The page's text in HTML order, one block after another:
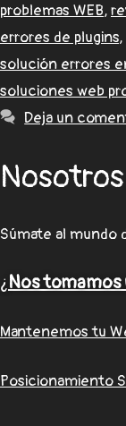
problemas WEB,
errores de plugins,
solución errores
soluciones web
Deja un
Nosotros
Súmate al mundo
¿Nos tomamos
Mantenemos tu
Posicionamiento